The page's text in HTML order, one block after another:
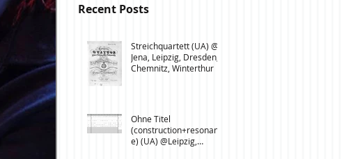
Strategie Russlands, die längst
Kriegsführung zeigt. Essay in einer
von Marco Meyer, Joachim Helfer
und Klaus Wettig herausgegebenen
Anthologie Wenn ich mir etwas
wünschen dürfte. Intellektuelle zur
Steidl 2017. Erhältlich ab sofort im
Buchhandel, bei Steidl und
Recent Posts
Streichquartett (UA) @
Jena, Leipzig, Dresden,
Chemnitz, Winterthur
Ohne Titel
(construction+resonanc
e) (UA) @Leipzig,